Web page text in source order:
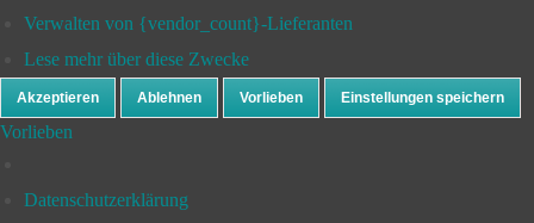
Verwalten von {vendor_count}-Lieferanten
Lese mehr über diese Zwecke
Akzeptieren Ablehnen Vorlieben Einstellungen speichern
Vorlieben
Datenschutzerklärung